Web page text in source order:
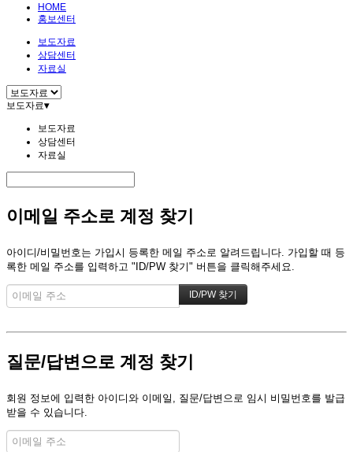
HOME
홍보센터
보도자료
상담센터
자료실
보도자료▾
보도자료
상담센터
자료실
이메일 주소로 계정 찾기
아이디/비밀번호는 가입시 등록한 메일 주소로 알려드립니다. 가입할 때 등
록한 메일 주소를 입력하고 "ID/PW 찾기" 버튼을 클릭해주세요.
질문/답변으로 계정 찾기
회원 정보에 입력한 아이디와 이메일, 질문/답변으로 임시 비밀번호를 발급
받을 수 있습니다.